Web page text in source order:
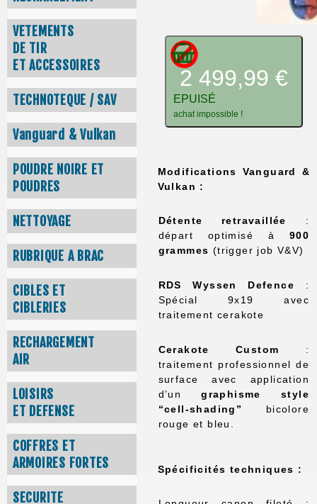
VETEMENTS
DE TIR
ET ACCESSOIRES
TECHNOTEQUE / SAV
Vanguard & Vulkan
POUDRE NOIRE ET
POUDRES
NETTOYAGE
RUBRIQUE A BRAC
CIBLES ET
CIBLERIES
RECHARGEMENT
AIR
LOISIRS
ET DEFENSE
COFFRES ET
ARMOIRES FORTES
SECURITE
2 499,99 €
EPUISÉ
achat impossible !
Modifications Vanguard &
Vulkan :
Détente retravaillée
:
départ optimisé à 900
grammes (trigger job V&V)
RDS Wyssen Defence :
Spécial 9x19 avec
traitement cerakote
Cerakote Custom :
traitement professionnel de
surface avec application
d’ungraphisme style
“cell-shading”
bicolore
rouge et bleu.
Spécificités techniques :